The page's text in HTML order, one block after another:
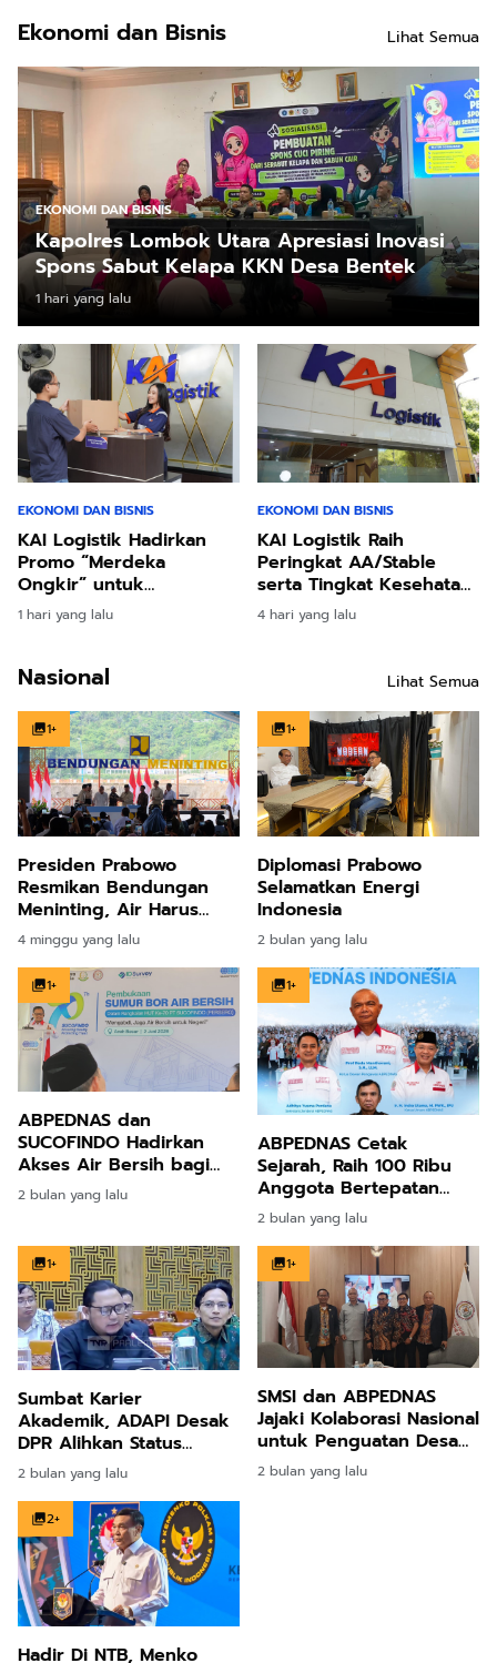
Ekonomi dan Bisnis Lihat Semua
EKONOMI DAN BISNIS
Kapolres Lombok Utara Apresiasi Inovasi
Spons Sabut Kelapa KKN Desa Bentek
1 hari yang lalu
EKONOMI DAN BISNIS
KAI Logistik Hadirkan
Promo “Merdeka
Ongkir” untuk
Pengiriman Paket
1 hari yang lalu
EKONOMI DAN BISNIS
KAI Logistik Raih
Peringkat AA/Stable
serta Tingkat Kesehatan
dan Predikat "Sehat",
Perkuat Kepercayaan
Dinamika Industri
4 hari yang lalu
Nasional Lihat Semua
1+
Presiden Prabowo
Resmikan Bendungan
Meninting, Air Harus
Sampai kepada Petani
4 minggu yang lalu
1+
Diplomasi Prabowo
Selamatkan Energi
Indonesia
2 bulan yang lalu
1+
ABPEDNAS dan
SUCOFINDO Hadirkan
Akses Air Bersih bagi
Masyarakat Desa di Aceh
2 bulan yang lalu
1+
ABPEDNAS Cetak
Sejarah, Raih 100 Ribu
Anggota Bertepatan
Hari Lahir Pancasila 2026
2 bulan yang lalu
1+
Sumbat Karier
Akademik, ADAPI Desak
DPR Alihkan Status
10.942 Dosen PPPK Jadi
2 bulan yang lalu
1+
SMSI dan ABPEDNAS
Jajaki Kolaborasi Nasional
untuk Penguatan Desa
dan Publikasi Program
Strategis
2 bulan yang lalu
2+
Hadir Di NTB, Menko